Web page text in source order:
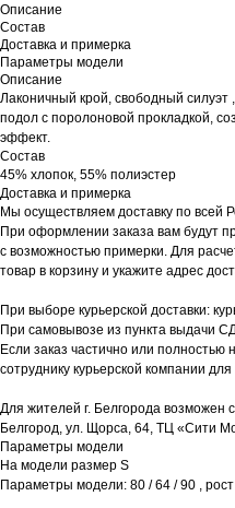
Описание
Состав
Доставка и примерка
Параметры модели
Описание
Лаконичный крой, свободный силуэт
подол с поролоновой прокладкой,
эффект.
Состав
45% хлопок, 55% полиэстер
Доставка и примерка
Мы осуществляем доставку по всей
При оформлении заказа вам будут
с возможностью примерки. Для
товар в корзину и укажите адрес
При выборе курьерской доставки:
При самовывозе из пункта выдачи
Если заказ частично или полностью
сотруднику курьерской компании для
Для жителей г. Белгорода возможен
Белгород, ул. Щорса, 64, ТЦ «Сити
Параметры модели
На модели размер S
Параметры модели: 80 / 64 / 90 ,